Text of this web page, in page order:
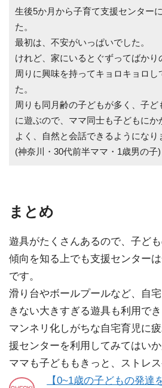
生後5か月から子育て支援センター
た。
最初は、不安がいっぱいでした。
けれど、家にいるとぐずってばかり
周りに興味を持ってキョロキョロし
た。
周りも同月齢の子どもが多く、子
に遊ぶので、ママ同士も子どもにか
よく、自然と会話できるようになり
(神奈川・30代前半ママ・1歳男の子)
まとめ
遊具がたくさんあるので、子ど
傾向を知る上でも支援センター
です。
滑り台やボールプールなど、自
きない大きすぎる遊具も利用で
マンネリ化しがちな自宅育児に
援センターを利用してみてはい
ママも子どももきっと、ストレ
【0~1歳の子どもの発達